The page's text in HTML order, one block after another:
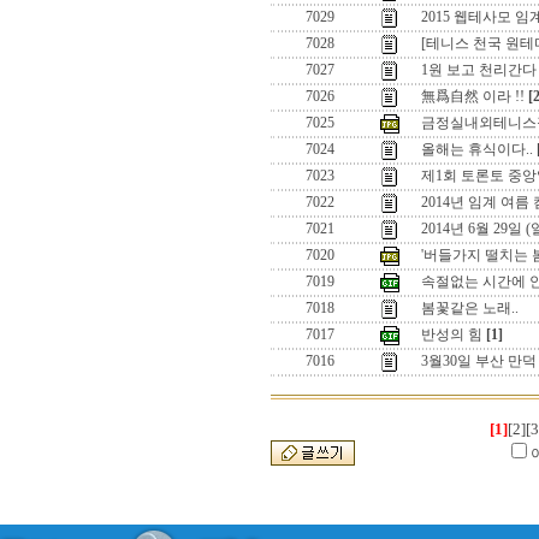
7029
2015 웹테사모 임
7028
[테니스 천국 원
7027
1원 보고 천리간
7026
無爲自然 이라 !!
7025
금정실내외테니
7024
올해는 휴식이다..
7023
제1회 토론토 중
7022
2014년 임계 여름
7021
2014년 6월 29일
7020
'버들가지 떨치는
7019
속절없는 시간에
7018
봄꽃같은 노래..
7017
반성의 힘 [1]
7016
3월30일 부산 만
[1][2]